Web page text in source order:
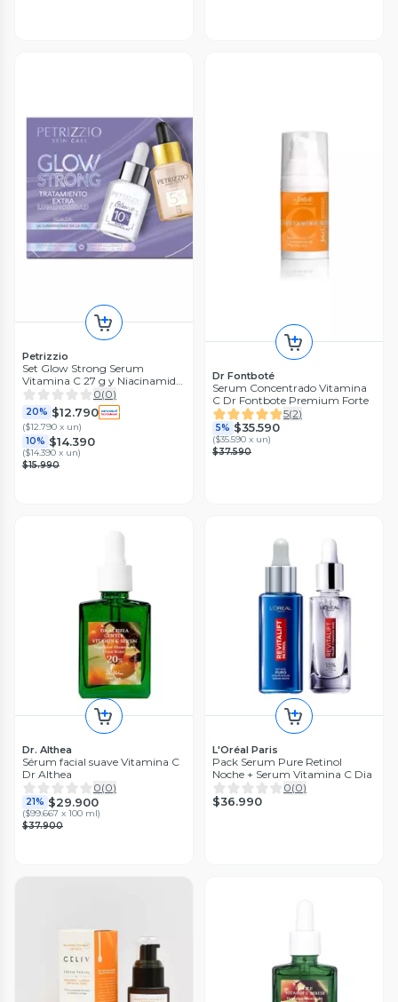
Petrizzio
Set Glow Strong Serum
Vitamina C 27 g y Niacinamida
27 g
0(0)
20% $12.790
($12.790 x un)
10% $14.390
($14.390 x un)
$15.990
Dr Fontboté
Serum Concentrado Vitamina
C Dr Fontbote Premium Forte
5(2)
5% $35.590
($35.590 x un)
$37.590
Dr. Althea
Sérum facial suave Vitamina C
Dr Althea
0(0)
21% $29.900
($99.667 x 100 ml)
$37.900
L'Oréal Paris
Pack Serum Pure Retinol
Noche + Serum Vitamina C Dia
0(0)
$36.990